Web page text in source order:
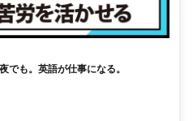
でも。英語が仕事になる。